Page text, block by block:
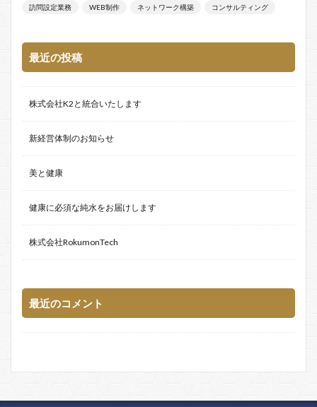
訪問設定業務 WEB制作 ネットワーク構築 コンサルティング
最近の投稿
株式会社K2と統合いたします
新経営体制のお知らせ
美と健康
健康に必須な純水をお届けします
株式会社RokumonTech
最近のコメント